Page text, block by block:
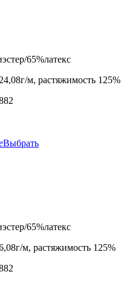
65%латекс
м, растяжимость 125%
Выбрать
65%латекс
м, растяжимость 125%